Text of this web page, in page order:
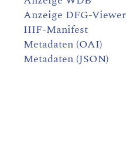
Anzeige DFG-Viewer
IIIF-Manifest
Metadaten (OAI)
Metadaten (JSON)